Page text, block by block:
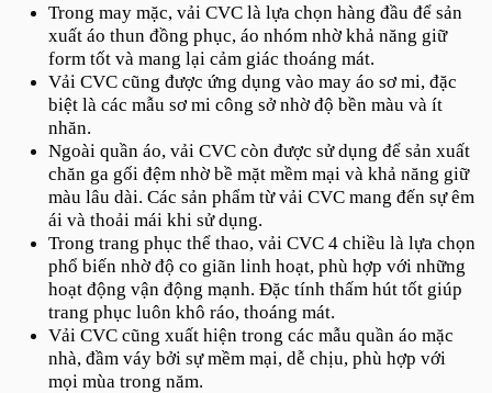
Trong may mặc, vải CVC là lựa chọn hàng đầu để sản
xuất áo thun đồng phục, áo nhóm nhờ khả năng giữ
form tốt và mang lại cảm giác thoáng mát.
Vải CVC cũng được ứng dụng vào may áo sơ mi, đặc
biệt là các mẫu sơ mi công sở nhờ độ bền màu và ít
nhăn.
Ngoài quần áo, vải CVC còn được sử dụng để sản xuất
chăn ga gối đệm nhờ bề mặt mềm mại và khả năng giữ
màu lâu dài. Các sản phẩm từ vải CVC mang đến sự êm
ái và thoải mái khi sử dụng.
Trong trang phục thể thao, vải CVC 4 chiều là lựa chọn
phổ biến nhờ độ co giãn linh hoạt, phù hợp với những
hoạt động vận động mạnh. Đặc tính thấm hút tốt giúp
trang phục luôn khô ráo, thoáng mát.
Vải CVC cũng xuất hiện trong các mẫu quần áo mặc
nhà, đầm váy bởi sự mềm mại, dễ chịu, phù hợp với
mọi mùa trong năm.